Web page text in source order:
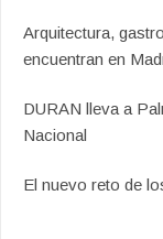
Arquitectura,
encuentran en
DURAN lleva a
Nacional
El nuevo reto de